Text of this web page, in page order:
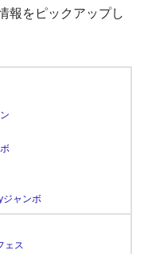
報をピックアップし
ジャンボ
ェス